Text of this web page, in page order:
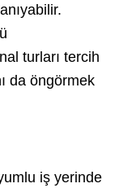
turları tercih
da öngörmek
iş yerinde